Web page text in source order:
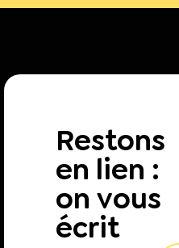
Restons
en lien :
on vous
écrit